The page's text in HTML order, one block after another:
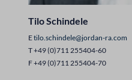
Tilo Schindele
Etilo.schindele@jordan-ra.com
T +49 (0)711 255404-60
F +49 (0)711 255404-70